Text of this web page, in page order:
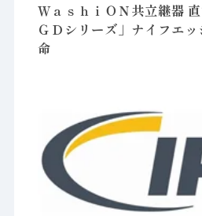
ＷａｓｈｉＯＮ共立継器
ＧＤシリーズ」ナイフエ
命